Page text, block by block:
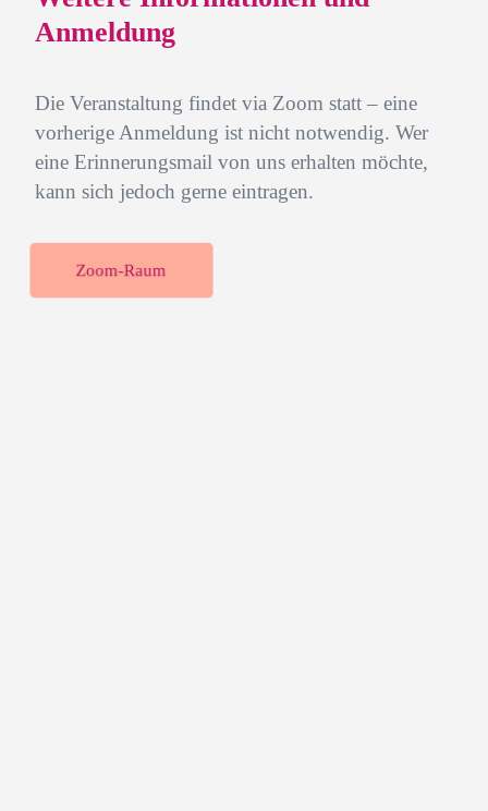
Anmeldung
Die Veranstaltung findet via Zoom statt – eine
vorherige Anmeldung ist nicht notwendig. Wer
eine Erinnerungsmail von uns erhalten möchte,
kann sich jedoch gerne eintragen.
Zoom-Raum